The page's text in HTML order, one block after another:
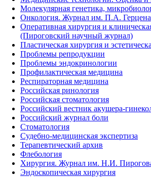
Молекулярная генетика,
Онкология. Журнал им. П.А. Герцена
Оперативная хирургия и
(Пироговский научный журнал)
Пластическая хирургия и
Проблемы репродукции
Проблемы эндокринологии
Профилактическая медицина
Респираторная медицина
Российская ринология
Российская стоматология
Российский вестник акушера-
Российский журнал боли
Стоматология
Судебно-медицинская экспертиза
Терапевтический архив
Флебология
Хирургия. Журнал им. Н.И.
Эндоскопическая хирургия